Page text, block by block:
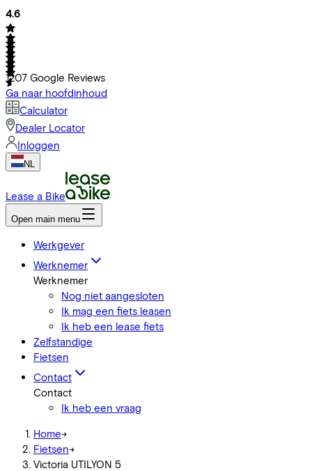
4.6
1207 Google Reviews
Ga naar hoofdinhoud
Calculator
Dealer Locator
Inloggen
NL
Lease a Bike
Open main menu
Werkgever
Werknemer
Werknemer
Nog niet aangesloten
Ik mag een fiets leasen
Ik heb een lease fiets
Zelfstandige
Fietsen
Contact
Contact
Ik heb een vraag
Home->
Fietsen->
Victoria UTILYON 5